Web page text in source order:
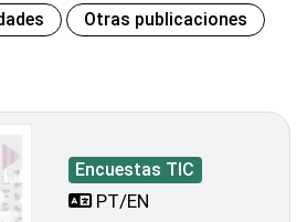
Otras publicaciones
Encuestas TIC
PT/EN